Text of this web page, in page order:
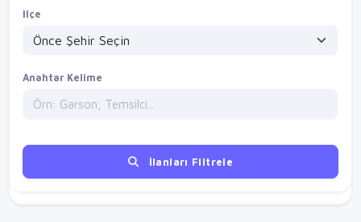
İlçe
Anahtar Kelime
İlanları Filtrele